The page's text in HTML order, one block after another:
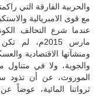
والحربية الفارقة التي
مع قوى الامبريالية
عندما شرع التحالف
مارس 2015م،
ومنشآتها الاقتصادية
والجوية، ولا في متناول
الموروث، عن أن تذود
ثرواتنا المائية،